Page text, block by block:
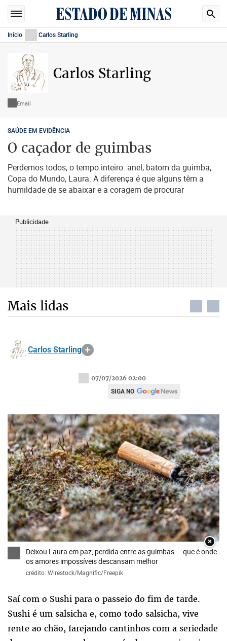
Início Carlos Starling
Carlos Starling
Email
SAÚDE EM EVIDÊNCIA
O caçador de guimbas
Perdemos todos, o tempo inteiro: anel, batom da guimba,
Copa do Mundo, Laura. A diferença é que alguns têm a
humildade de se abaixar e a coragem de procurar
Publicidade
Mais lidas
Carlos Starling
07/07/2026 02:00
SIGA NO
×
Deixou Laura em paz, perdida entre as guimbas — que é onde
os amores impossíveis descansam melhor
crédito: Wirestock/Magnific/Freepik
Saí com o Sushi para o passeio do fim de tarde.
Sushi é um salsicha e, como todo salsicha, vive
rente ao chão, farejando cantinhos com a seriedade